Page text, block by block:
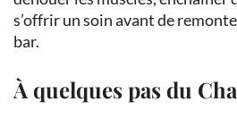
s’offrir un soin avant de
bar.
À quelques pas du